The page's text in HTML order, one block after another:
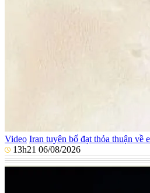
Video Iran tuyên bố đạt thỏa thuận về
13h21 06/08/2026